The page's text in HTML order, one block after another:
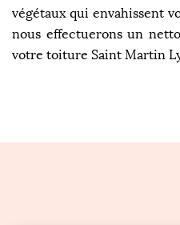
végétaux qui envahissent
nous effectuerons un
votre toiture Saint Martin